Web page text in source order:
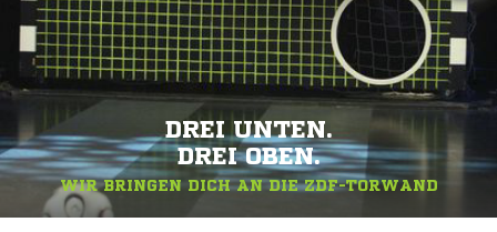
DREI UNTEN.
DREI OBEN.
WIR BRINGEN DICH AN DIE ZDF-TORWAND